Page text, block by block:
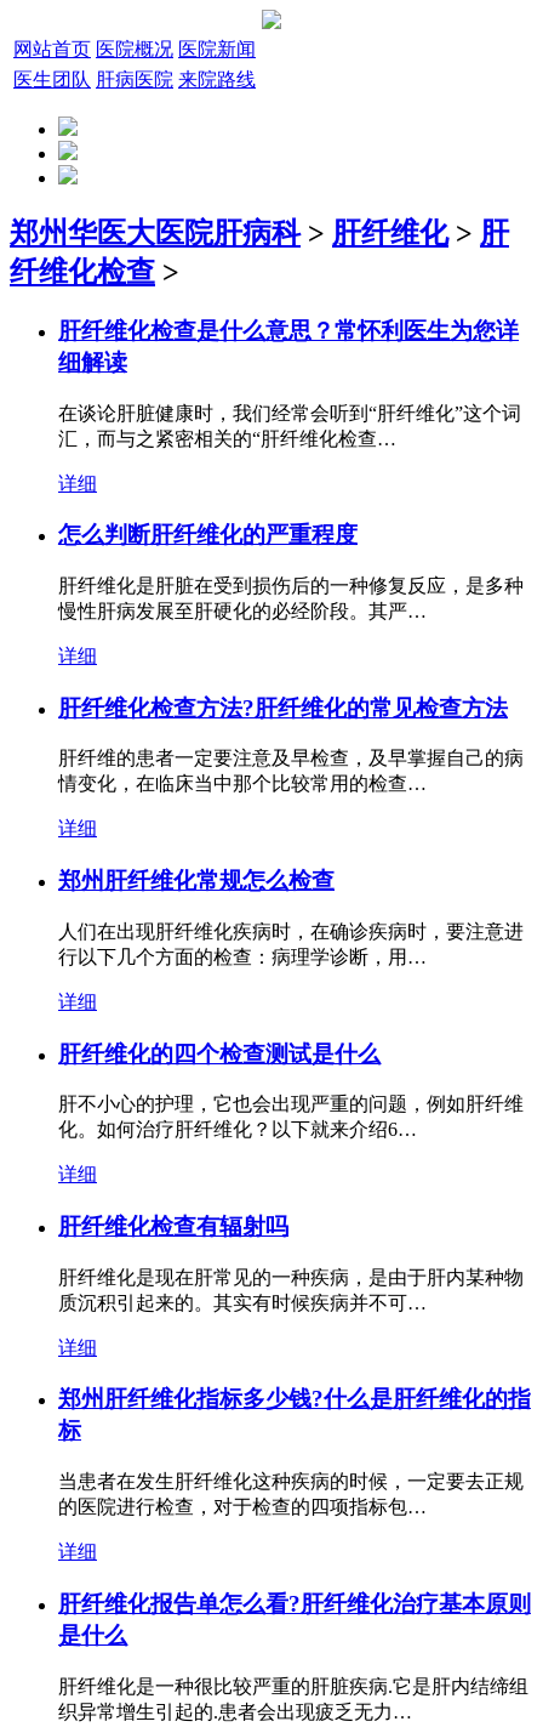
网站首页 医院概况 医院新闻
医生团队 肝病医院 来院路线
郑州华医大医院肝病科> 肝纤维化> 肝
纤维化检查 >
肝纤维化检查是什么意思？常怀利医生为您详
细解读
在谈论肝脏健康时，我们经常会听到“肝纤维化”这个词
汇，而与之紧密相关的“肝纤维化检查…
详细
怎么判断肝纤维化的严重程度
肝纤维化是肝脏在受到损伤后的一种修复反应，是多种
慢性肝病发展至肝硬化的必经阶段。其严…
详细
肝纤维化检查方法?肝纤维化的常见检查方法
肝纤维的患者一定要注意及早检查，及早掌握自己的病
情变化，在临床当中那个比较常用的检查…
详细
郑州肝纤维化常规怎么检查
人们在出现肝纤维化疾病时，在确诊疾病时，要注意进
行以下几个方面的检查：病理学诊断，用…
详细
肝纤维化的四个检查测试是什么
肝不小心的护理，它也会出现严重的问题，例如肝纤维
化。如何治疗肝纤维化？以下就来介绍6…
详细
肝纤维化检查有辐射吗
肝纤维化是现在肝常见的一种疾病，是由于肝内某种物
质沉积引起来的。其实有时候疾病并不可…
详细
郑州肝纤维化指标多少钱?什么是肝纤维化的指
标
当患者在发生肝纤维化这种疾病的时候，一定要去正规
的医院进行检查，对于检查的四项指标包…
详细
肝纤维化报告单怎么看?肝纤维化治疗基本原则
是什么
肝纤维化是一种很比较严重的肝脏疾病.它是肝内结缔组
织异常增生引起的.患者会出现疲乏无力…